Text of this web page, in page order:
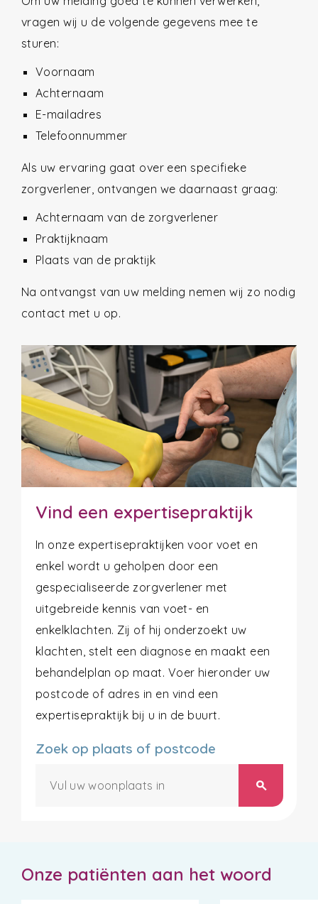
vragen wij u de volgende gegevens mee te
sturen:
Voornaam
Achternaam
E-mailadres
Telefoonnummer
Als uw ervaring gaat over een specifieke
zorgverlener, ontvangen we daarnaast graag:
Achternaam van de zorgverlener
Praktijknaam
Plaats van de praktijk
Na ontvangst van uw melding nemen wij zo nodig
contact met u op.
Vind een expertisepraktijk
In onze expertisepraktijken voor voet en
enkel wordt u geholpen door een
gespecialiseerde zorgverlener met
uitgebreide kennis van voet- en
enkelklachten. Zij of hij onderzoekt uw
klachten, stelt een diagnose en maakt een
behandelplan op maat. Voer hieronder uw
postcode of adres in en vind een
expertisepraktijk bij u in de buurt.
Zoek op plaats of postcode
search
Onze patiënten aan het woord